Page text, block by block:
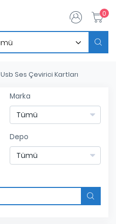
0
Usb Ses Çevirici Kartları
Marka
Depo